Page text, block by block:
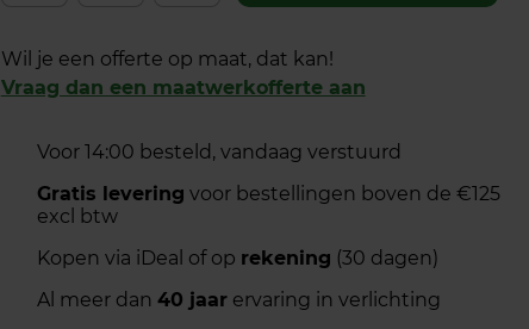
Wil je een offerte op maat, dat kan!
Vraag dan een maatwerkofferte aan
Voor 14:00 besteld, vandaag verstuurd
Gratis levering voor bestellingen boven de €125
excl btw
Kopen via iDeal of op rekening (30 dagen)
Al meer dan 40 jaarervaring in verlichting